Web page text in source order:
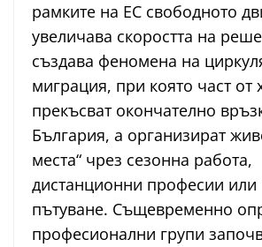
рамките на ЕС свободното
увеличава скоростта на
създава феномена на
миграция, при която част от
прекъсват окончателно
България, а организират
места“ чрез сезонна работа,
дистанционни професии или
пътуване. Същевременно
професионални групи